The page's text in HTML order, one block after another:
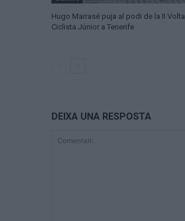
Hugo Marrasé puja al podi de la II Volta
Ciclista Júnior a Tenerife
DEIXA UNA RESPOSTA